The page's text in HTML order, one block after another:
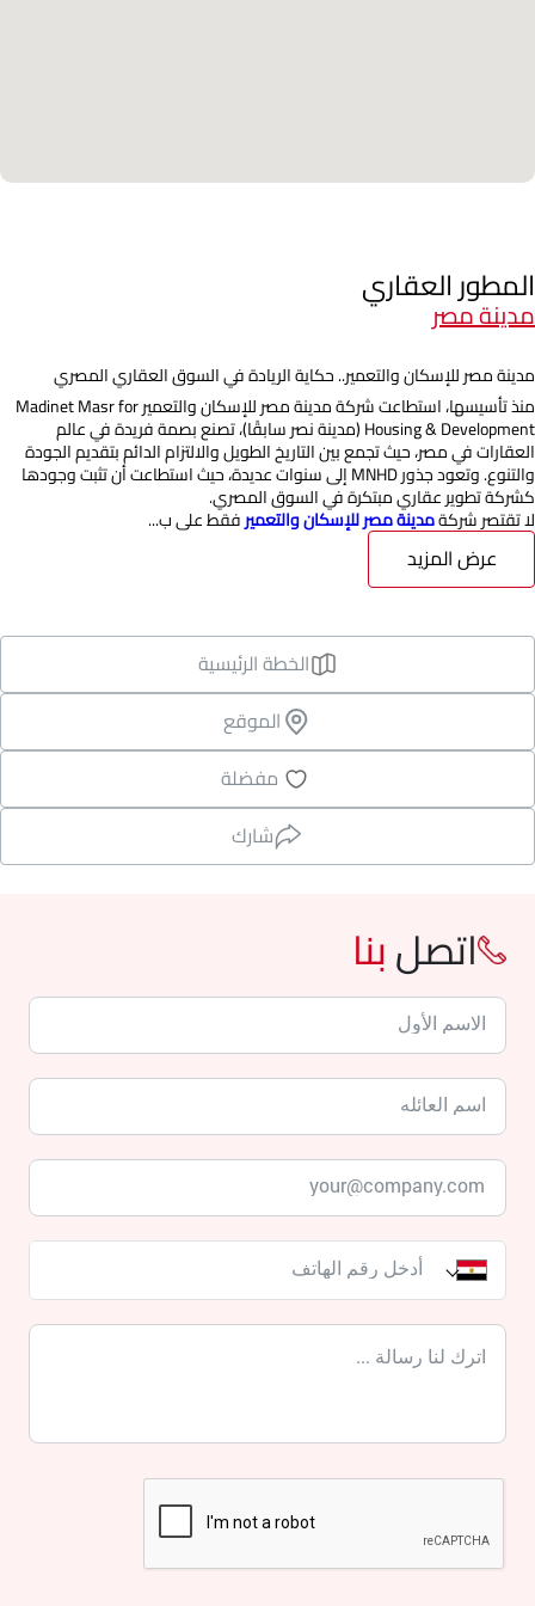
المطور العقاري
مدينة مصر
مدينة مصر للإسكان والتعمير.. حكاية الريادة في السوق العقاري المصري
منذ تأسيسها، استطاعت شركة مدينة مصر للإسكان والتعمير Madinet Masr for
Housing & Development (مدينة نصر سابقًا)، تصنع بصمة فريدة في عالم
العقارات في مصر، حيث تجمع بين التاريخ الطويل والالتزام الدائم بتقديم الجودة
والتنوع. وتعود جذور MNHD إلى سنوات عديدة، حيث استطاعت أن تثبت وجودها
كشركة تطوير عقاري مبتكرة في السوق المصري.
لا تقتصر شركةمدينة مصر للإسكان والتعميرفقط على ب...
عرض المزيد
الخطة الرئيسية
الموقع
مفضلة
شارك
اتصلبنا